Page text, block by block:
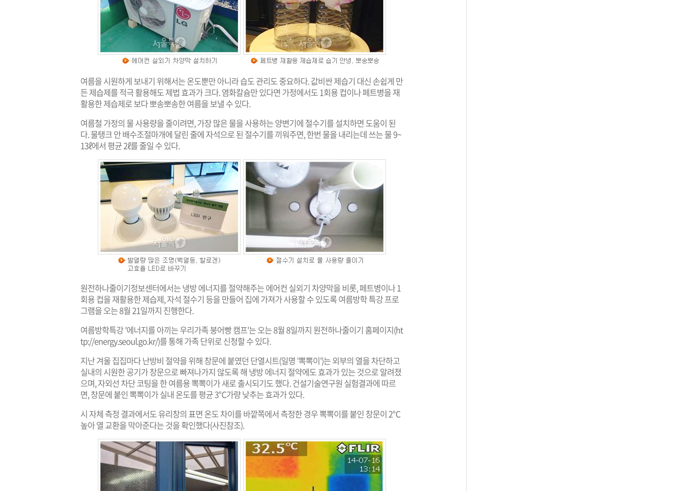
여름을 시원하게 보내기 위해서는 온도뿐만 아니라 습도 관리도 중요하다. 값비싼 제습기 대신 손쉽게 만
든 제습제를 적극 활용해도 제법 효과가 크다. 염화칼슘만 있다면 가정에서도 1회용 컵이나 페트병을 재
활용한 제습제로 보다 뽀송뽀송한 여름을 보낼 수 있다.
여름철 가정의 물 사용량을 줄이려면, 가장 많은 물을 사용하는 양변기에 절수기를 설치하면 도움이 된
다. 물탱크 안 배수조절마개에 달린 줄에 자석으로 된 절수기를 끼워주면, 한번 물을 내리는데 쓰는 물 9~
13ℓ에서 평균 2ℓ를 줄일 수 있다.
원전하나줄이기정보센터에서는 냉방 에너지를 절약해주는 에어컨 실외기 차양막을 비롯, 페트병이나 1
회용 컵을 재활용한 제습제, 자석 절수기 등을 만들어 집에 가져가 사용할 수 있도록 여름방학 특강 프로
그램을 오는 8월 21일까지 진행한다.
여름방학특강 '에너지를 아끼는 우리가족 붕어빵 캠프'는 오는 8월 8일까지 원전하나줄이기 홈페이지(ht
tp://energy.seoul.go.kr/)를 통해 가족 단위로 신청할 수 있다.
지난 겨울 집집마다 난방비 절약을 위해 창문에 붙였던 단열시트(일명 '뽁뽁이')는 외부의 열을 차단하고
실내의 시원한 공기가 창문으로 빠져나가지 않도록 해 냉방 에너지 절약에도 효과가 있는 것으로 알려졌
으며, 자외선 차단 코팅을 한 여름용 뽁뽁이가 새로 출시되기도 했다. 건설기술연구원 실험결과에 따르
면, 창문에 붙인 뽁뽁이가 실내 온도를 평균 3℃가량 낮추는 효과가 있다.
시 자체 측정 결과에서도 유리창의 표면 온도 차이를 바깥쪽에서 측정한 경우 뽁뽁이를 붙인 창문이 2℃
높아 열 교환을 막아준다는 것을 확인했다(사진참조).